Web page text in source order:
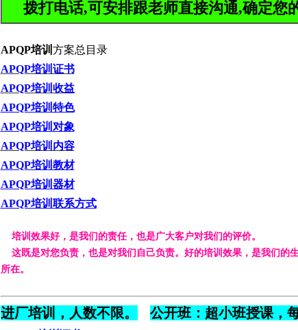
拨打电话,可安排跟老师直接沟通,确定您
APQP培训 方案总目录
APQP培训证书
APQP培训收益
APQP培训特色
APQP培训对象
APQP培训内容
APQP培训教材
APQP培训器材
APQP培训联系方式
培训效果好，是我们的责任，也是广大客户对我们的评价。
这既是对您负责，也是对我们自己负责。好的培训效果，是我们的
所在。
进厂培训，人数不限。 公开班：超小班授课，